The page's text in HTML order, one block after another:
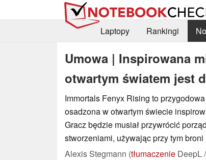
Laptopy Rankingi
Umowa | Inspirowana
otwartym światem jest
Immortals Fenyx Rising to
osadzona w otwartym świecie
Gracz będzie musiał przywrócić
stworzeniami, używając przy tym broni
Alexis Stegmann (tłumaczenie DeepL